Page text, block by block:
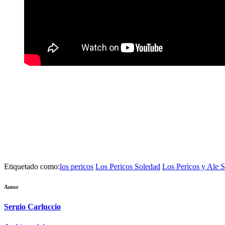
Etiquetado como:los pericos Los Pericos Soledad Los Pericos y Ale
Autor
Sergio Carluccio